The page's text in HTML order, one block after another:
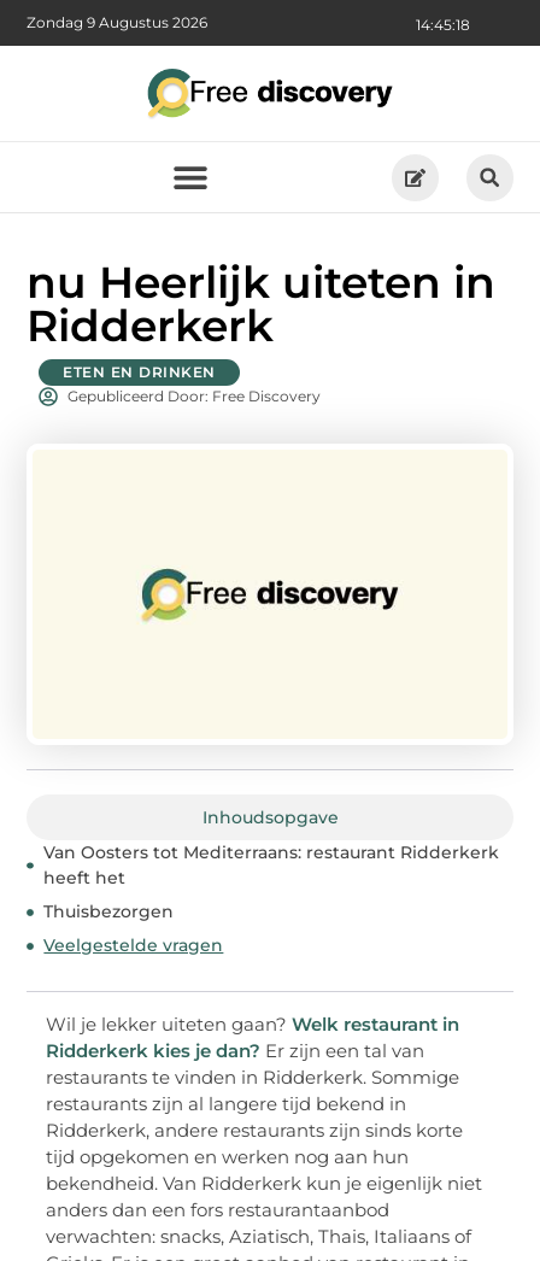
14:45:19
Zondag 9 Augustus 2026
nu Heerlijk uiteten in
Ridderkerk
ETEN EN DRINKEN
Gepubliceerd Door: Free Discovery
Inhoudsopgave
Van Oosters tot Mediterraans: restaurant Ridderkerk
heeft het
Thuisbezorgen
Veelgestelde vragen
Wil je lekker uiteten gaan?Welk restaurant in
Ridderkerk kies je dan? Er zijn een tal van
restaurants te vinden in Ridderkerk. Sommige
restaurants zijn al langere tijd bekend in
Ridderkerk, andere restaurants zijn sinds korte
tijd opgekomen en werken nog aan hun
bekendheid. Van Ridderkerk kun je eigenlijk niet
anders dan een fors restaurantaanbod
verwachten: snacks, Aziatisch, Thais, Italiaans of